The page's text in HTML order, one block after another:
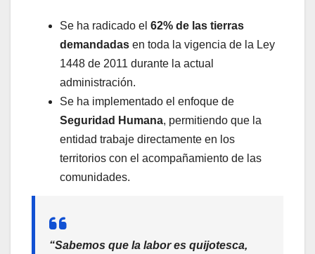
Se ha radicado el 62% de las tierras
demandadas en toda la vigencia de la Ley
1448 de 2011 durante la actual
administración.
Se ha implementado el enfoque de
Seguridad Humana, permitiendo que la
entidad trabaje directamente en los
territorios con el acompañamiento de las
comunidades.
“Sabemos que la labor es quijotesca,